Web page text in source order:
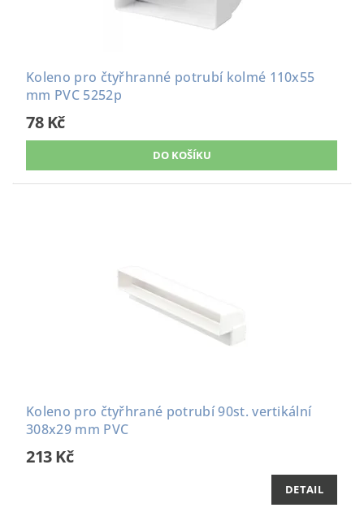
Koleno pro čtyřhranné potrubí kolmé 110x55
mm PVC 5252p
78 Kč
Koleno pro čtyřhrané potrubí 90st. vertikální
308x29 mm PVC
213 Kč
DETAIL